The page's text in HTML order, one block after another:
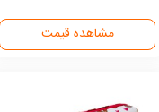
مشاهده قیمت